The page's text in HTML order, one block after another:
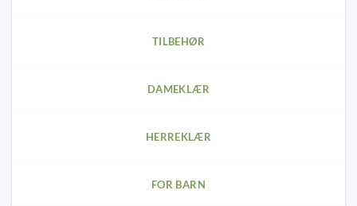
TILBEHØR
DAMEKLÆR
HERREKLÆR
FOR BARN